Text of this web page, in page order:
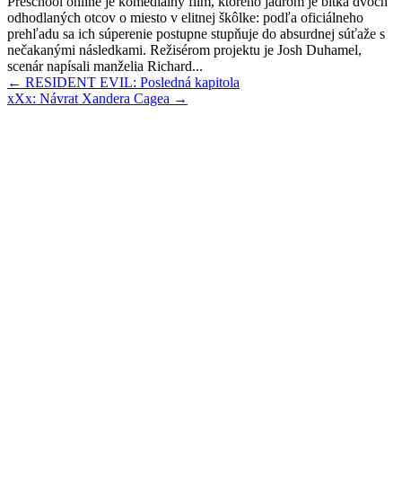
odhodlaných otcov o miesto v elitnej škôlke: podľa oficiálneho
prehľadu sa ich súperenie postupne stupňuje do absurdnej súťaže s
nečakanými následkami. Režisérom projektu je Josh Duhamel,
scenár napísali manželia Richard...
Post
navigation
← RESIDENT EVIL: Posledná kapitola
xXx: Návrat Xandera Cagea →